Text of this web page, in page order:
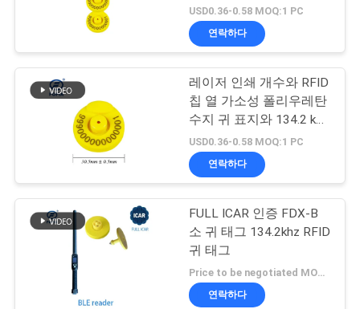
USD0.36-0.58 MOQ:1 PC
연락하다
레이저 인쇄 개수와 RFID
칩 열 가소성 폴리우레탄
수지 귀 표지와 134.2 khz
FDX-B 캐틀 택
USD0.36-0.58 MOQ:1 PC
연락하다
FULL ICAR 인증 FDX-B
소 귀 태그 134.2khz RFID
귀 태그
Price to be negotiated MOQ:1
연락하다